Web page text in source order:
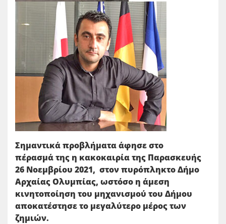
Σημαντικά προβλήματα άφησε στο
πέρασμά της η κακοκαιρία της Παρασκευής
26 Νοεμβρίου 2021, στον πυρόπληκτο Δήμο
Αρχαίας Ολυμπίας, ωστόσο η άμεση
κινητοποίηση του μηχανισμού του Δήμου
αποκατέστησε το μεγαλύτερο μέρος των
ζημιών.